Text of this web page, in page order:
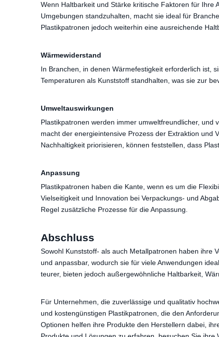
Wenn Haltbarkeit und Stärke kritische Faktoren für Ihre
Umgebungen standzuhalten, macht sie ideal für
Plastikpatronen jedoch weiterhin eine ausreichende
Wärmewiderstand
In Branchen, in denen Wärmefestigkeit erforderlich ist,
Temperaturen als Kunststoff standhalten, was sie zur
Umweltauswirkungen
Plastikpatronen werden immer umweltfreundlicher, und
macht der energieintensive Prozess der Extraktion und
Nachhaltigkeit priorisieren, können feststellen, dass
Anpassung
Plastikpatronen haben die Kante, wenn es um die
Vielseitigkeit und Innovation bei Verpackungs- und
Regel zusätzliche Prozesse für die Anpassung.
Abschluss
Sowohl Kunststoff- als auch Metallpatronen haben ihre
und anpassbar, wodurch sie für viele Anwendungen
teurer, bieten jedoch außergewöhnliche Haltbarkeit,
Für Unternehmen, die zuverlässige und qualitativ
und kostengünstigen Plastikpatronen, die den
Optionen helfen ihre Produkte den Herstellern dabei,